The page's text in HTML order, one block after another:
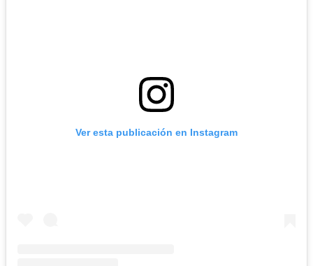
Ver esta publicación en Instagram